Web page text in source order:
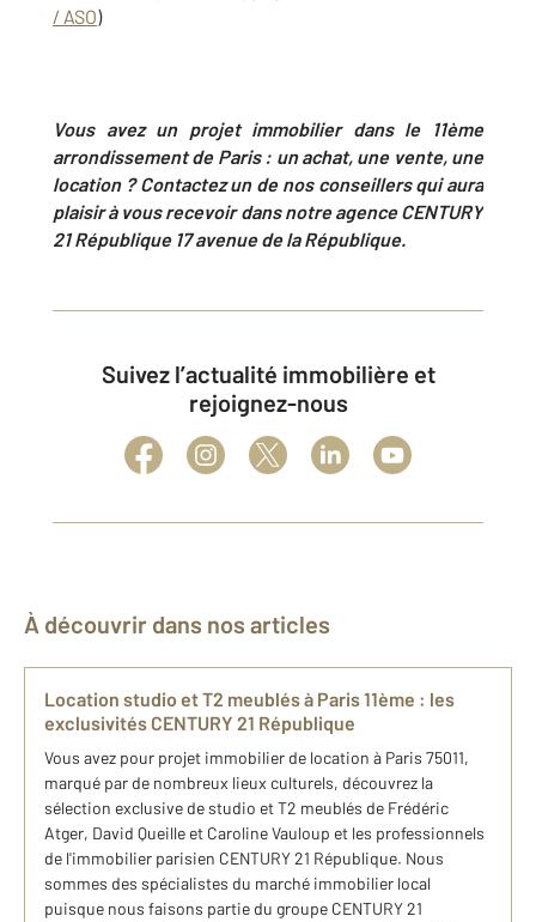
/ ASO)
Vous avez un projet immobilier dans le 11ème
arrondissement de Paris : un achat, une vente, une
location ? Contactez un de nos conseillers qui aura
plaisir à vous recevoir dans notre agence CENTURY
21 République 17 avenue de la République.
Suivez l’actualité immobilière et
rejoignez-nous
À découvrir dans nos articles
Location studio et T2 meublés à Paris 11ème : les
exclusivités CENTURY 21 République
Vous avez pour projet immobilier de location à Paris 75011,
marqué par de nombreux lieux culturels, découvrez la
sélection exclusive de studio et T2 meublés de Frédéric
Atger, David Queille et Caroline Vauloup et les professionnels
de l'immobilier parisien CENTURY 21 République. Nous
sommes des spécialistes du marché immobilier local
puisque nous faisons partie du groupe CENTURY 21